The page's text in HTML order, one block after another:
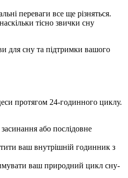
переваги все ще різняться.
тісно звички сну
для сну та підтримки вашого
протягом 24-годинного циклу.
або послідовне
ваш внутрішній годинник з
ваш природний цикл сну-